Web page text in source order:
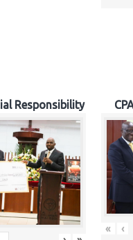
Responsibility
« ‹